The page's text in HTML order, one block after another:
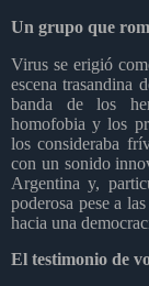
Un grupo que
Virus se erigió
escena trasandina
banda de los
homofobia y los
los consideraba
con un sonido
Argentina y,
poderosa pese a
hacia una
El testimonio de